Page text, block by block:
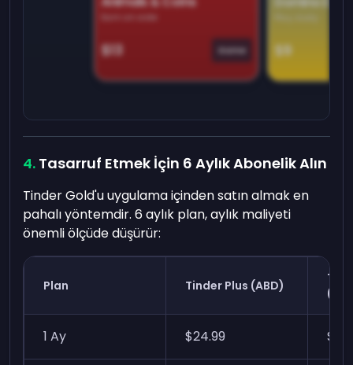
$13 Game $9
Tasarruf Etmek İçin 6 Aylık Abonelik Alın
Tinder Gold'u uygulama içinden satın almak en
pahalı yöntemdir. 6 aylık plan, aylık maliyeti
önemli ölçüde düşürür:
Plan Tinder Plus (ABD)
1 Ay $24.99